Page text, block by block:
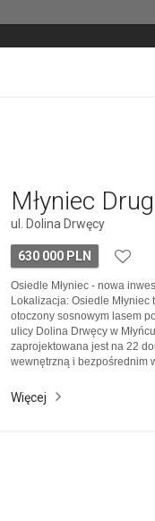
Młyniec
ul. Dolina Drwęcy
630 000 PLN
Osiedle Młyniec - nowa
Lokalizacja: Osiedle
otoczony sosnowym lasem
ulicy Dolina Drwęcy w
zaprojektowana jest na 22
wewnętrzną i bezpośrednim
obszar Natura 2000. Niezw...
Więcej